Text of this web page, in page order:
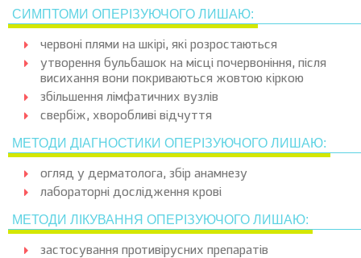
СИМПТОМИ ОПЕРІЗУЮЧОГО ЛИШАЮ:
червоні плями на шкірі, які розростаються
утворення бульбашок на місці почервоніння, після
висихання вони покриваються жовтою кіркою
збільшення лімфатичних вузлів
свербіж, хворобливі відчуття
МЕТОДИ ДІАГНОСТИКИ ОПЕРІЗУЮЧОГО ЛИШАЮ:
огляд у дерматолога, збір анамнезу
лабораторні дослідження крові
МЕТОДИ ЛІКУВАННЯ ОПЕРІЗУЮЧОГО ЛИШАЮ:
застосування противірусних препаратів